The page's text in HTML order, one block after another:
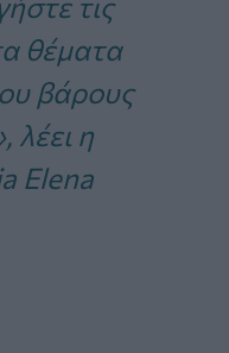
θέματα
βάρους
λέει η
Elena